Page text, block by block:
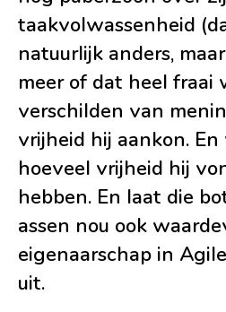
taakvolwassenheid
natuurlijk anders,
meer of dat heel fraai
verschilden van
vrijheid hij aankon. En
hoeveel vrijheid hij
hebben. En laat die
assen nou ook
eigenaarschap in
uit.